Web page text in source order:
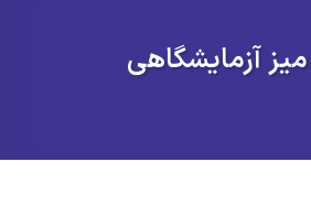
میز آزمایشگاهی